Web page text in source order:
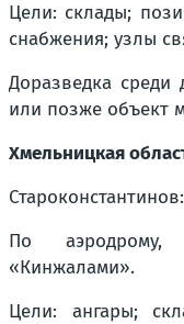
Цели: склады;
снабжения; узлы
Доразведка
или позже объект
Хмельницкая
По аэродрому,
«Кинжалами».
Цели: ангары;